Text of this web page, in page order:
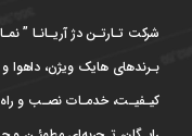
شرکت تـارتـن دژ آریـانـا ”
بـرندهای هایک ویژن، داهوا
کیـفیـت، خدمـات نصـب و